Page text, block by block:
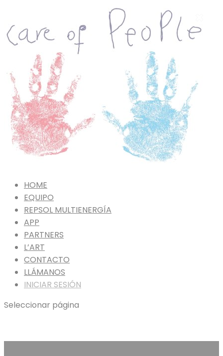
HOME
EQUIPO
REPSOL MULTIENERGÍA
APP
PARTNERS
L’ART
CONTACTO
LLÁMANOS
INICIAR SESIÓN
Seleccionar página